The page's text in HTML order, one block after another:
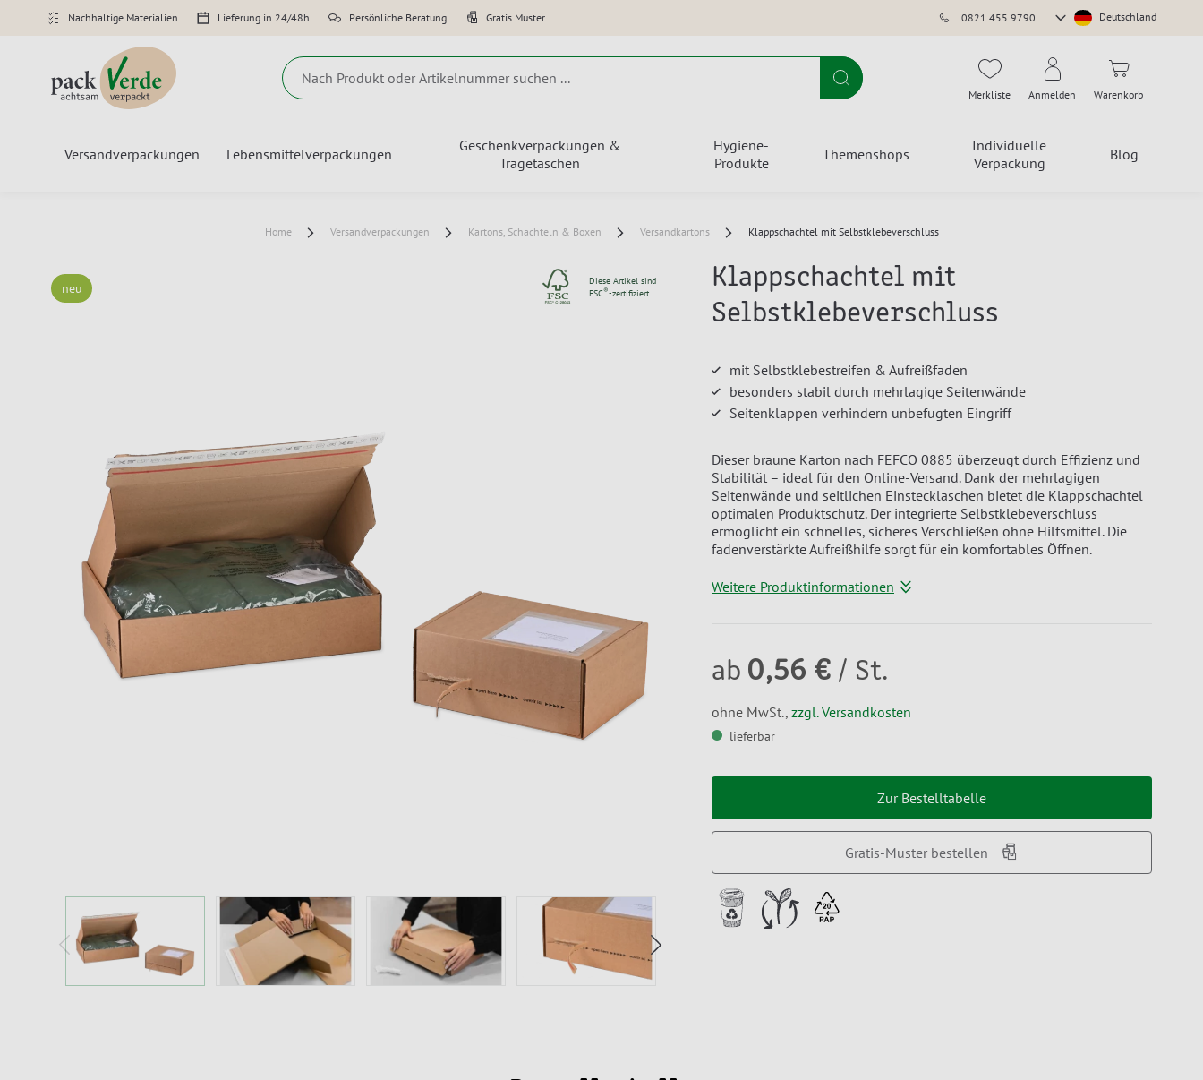
Nachhaltige Materialien Lieferung in 24/48h Persönliche Beratung Gratis Muster 0821 455 9790
Store
Deutschland
Suche Merkliste Anmelden Warenkorb
Versandverpackungen Lebensmittelverpackungen
Geschenkverpackungen &
Tragetaschen
Hygiene-
Produkte
Themenshops
Individuelle
Verpackung
Blog
Home Versandverpackungen Kartons, Schachteln & Boxen Versandkartons Klappschachtel mit Selbstklebeverschluss
neu
Diese Artikel sind
FSC®-zertifiziert
Klappschachtel mit
Selbstklebeverschluss
mit Selbstklebestreifen & Aufreißfaden
besonders stabil durch mehrlagige Seitenwände
Seitenklappen verhindern unbefugten Eingriff
Dieser braune Karton nach FEFCO 0885 überzeugt durch Effizienz und
Stabilität – ideal für den Online-Versand. Dank der mehrlagigen
Seitenwände und seitlichen Einstecklaschen bietet die Klappschachtel
optimalen Produktschutz. Der integrierte Selbstklebeverschluss
ermöglicht ein schnelles, sicheres Verschließen ohne Hilfsmittel. Die
fadenverstärkte Aufreißhilfe sorgt für ein komfortables Öffnen.
Weitere Produktinformationen
ab 0,56 € / St.
ohne MwSt., zzgl. Versandkosten
lieferbar
Zur Bestelltabelle
Gratis-Muster bestellen